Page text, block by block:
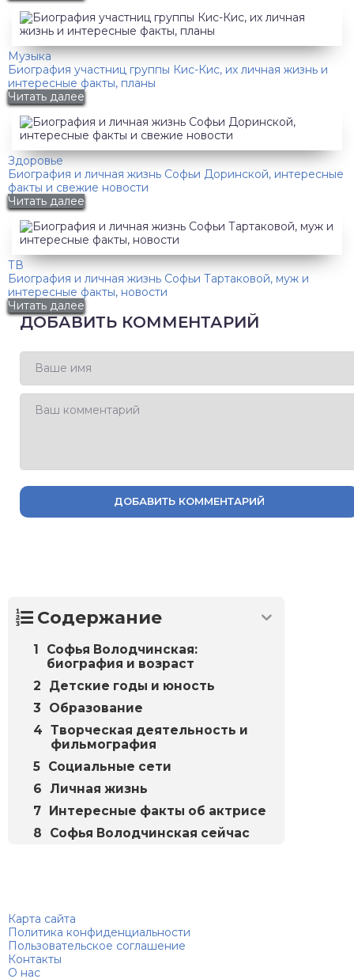
Музыка
Биография участниц группы Кис-Кис, их личная жизнь и
интересные факты, планы
Читать далее
Здоровье
Биография и личная жизнь Софьи Доринской, интересные
факты и свежие новости
Читать далее
ТВ
Биография и личная жизнь Софьи Тартаковой, муж и
интересные факты, новости
Читать далее
ДОБАВИТЬ КОММЕНТАРИЙ
ДОБАВИТЬ КОММЕНТАРИЙ
Содержание
Софья Володчинская:
биография и возраст
Детские годы и юность
Образование
Творческая деятельность и
фильмография
Социальные сети
Личная жизнь
Интересные факты об актрисе
Софья Володчинская сейчас
Карта сайта
Политика конфиденциальности
Пользовательское соглашение
Контакты
О нас